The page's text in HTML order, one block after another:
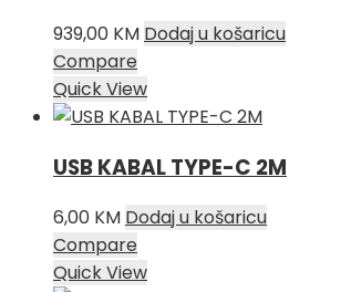
939,00 KM Dodaj u košaricu
Compare
Quick View
USB KABAL TYPE-C 2M
6,00 KM Dodaj u košaricu
Compare
Quick View